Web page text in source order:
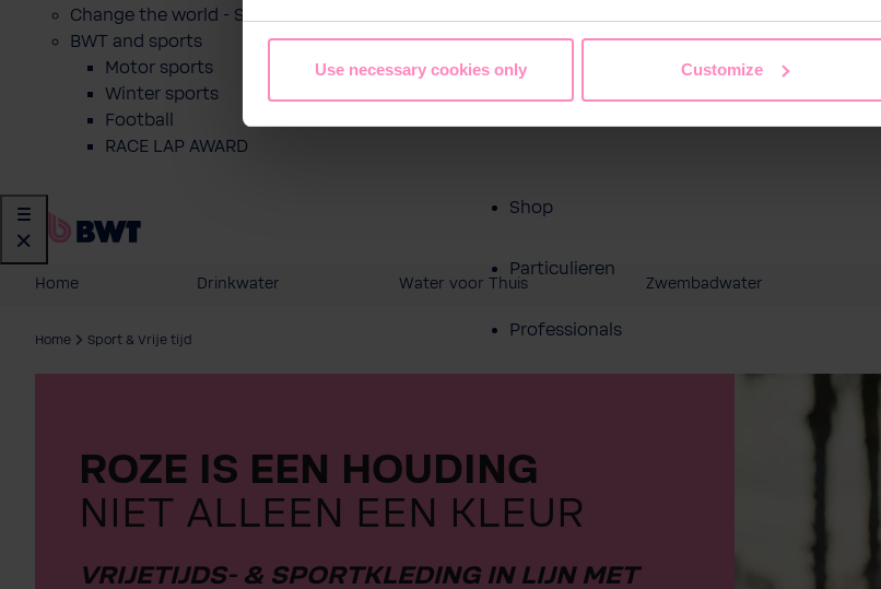
Use necessary cookies only Customize
Change the world - Sip by sip
BWT and sports
Motor sports
Winter sports
Football
RACE LAP AWARD
Shop
Particulieren
Professionals
Contact
Over BWT
Home Drinkwater Water voor Thuis Zwembadwater
Home Sport & Vrije tijd
ROZE IS EEN HOUDING
NIET ALLEEN EEN KLEUR
VRIJETIJDS- & SPORTKLEDING IN LIJN MET